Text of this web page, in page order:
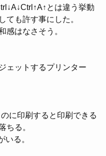
とは違う挙動
ても許す事にした。
感はなさそう。
ェットするプリンター
に印刷すると印刷できる
ちる。
いる。